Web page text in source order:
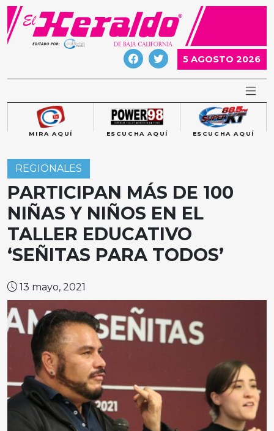
Skip
content
5 AGOSTO 2026
MIRA AQUÍ ESCUCHA AQUÍ ESCUCHA AQUÍ
REGIONALES
PARTICIPAN MÁS DE 100
NIÑAS Y NIÑOS EN EL
TALLER EDUCATIVO
‘SEÑITAS PARA TODOS’
13 mayo, 2021